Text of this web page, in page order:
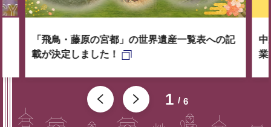
1 6
「飛鳥・藤原の宮都」の世界遺産一覧表への記
載が決定しました！
中
業